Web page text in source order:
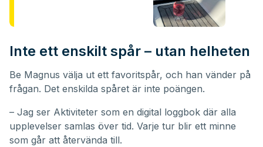
Inte ett enskilt spår – utan helheten
Be Magnus välja ut ett favoritspår, och han vänder på
frågan. Det enskilda spåret är inte poängen.
– Jag ser Aktiviteter som en digital loggbok där alla
upplevelser samlas över tid. Varje tur blir ett minne
som går att återvända till.